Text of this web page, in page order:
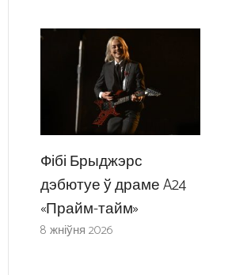
Фібі Брыджэрс
дэбютуе ў драме A24
«Прайм-тайм»
8 жніўня 2026